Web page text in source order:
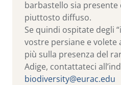
barbastello sia
piuttosto diffuso.
Se quindi ospitate degli
vostre persiane e volete
più sulla presenza del
Adige, contattateci
biodiversity@eurac.edu